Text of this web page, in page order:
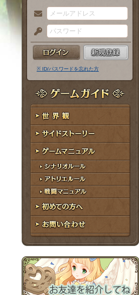
メ
ー
ル
ア
ド
レ
ス
パ
ス
ー
ド
※ ID/パスワードを忘れた方
ゲームガイド
世界観
サイドストーリー
ゲームマニュアル
シナリオルール
アトリエルール
戦闘マニュアル
初めての方へ
お問い合わせ